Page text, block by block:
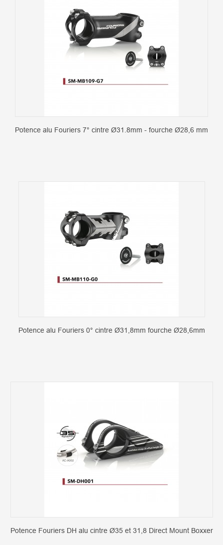
Potence alu Fouriers 7° cintre Ø31.8mm - fourche Ø28,6 mm
Potence alu Fouriers 0° cintre Ø31,8mm fourche Ø28,6mm
Potence Fouriers DH alu cintre Ø35 et 31,8 Direct Mount Boxxer